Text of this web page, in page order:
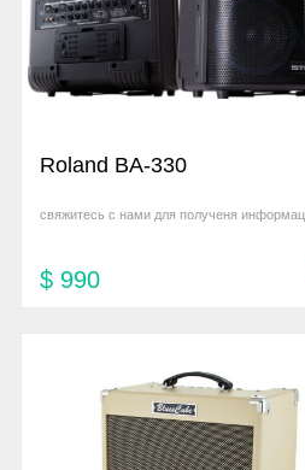
Roland BA-330
свяжитесь с нами для полученя
$ 990